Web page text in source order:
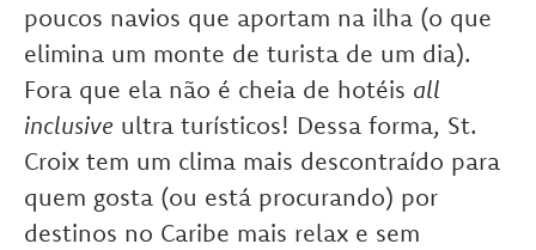
poucos navios que aportam na ilha (o que
elimina um monte de turista de um dia).
Fora que ela não é cheia de hotéis all
inclusive ultra turísticos! Dessa forma, St.
Croix tem um clima mais descontraído para
quem gosta (ou está procurando) por
destinos no Caribe mais relax e sem